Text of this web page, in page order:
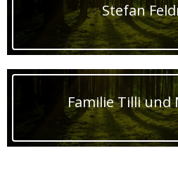
Stefan
Familie Tilli